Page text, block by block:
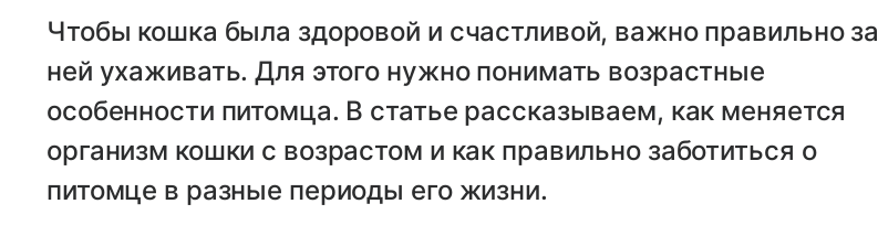
Чтобы кошка была здоровой и счастливой, важно правильно за
ней ухаживать. Для этого нужно понимать возрастные
особенности питомца. В статье рассказываем, как меняется
организм кошки с возрастом и как правильно заботиться о
питомце в разные периоды его жизни.